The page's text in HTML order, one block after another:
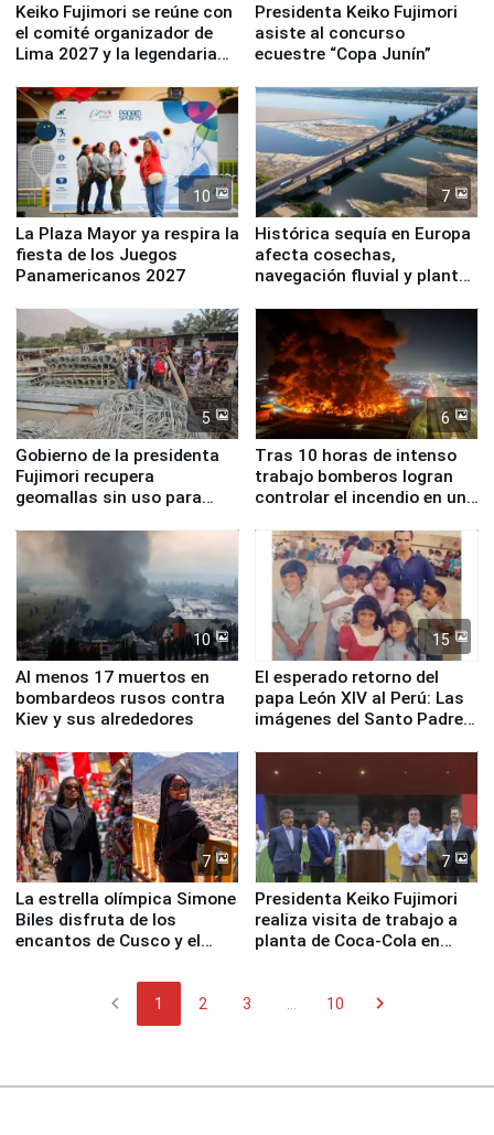
Keiko Fujimori se reúne con
el comité organizador de
Lima 2027 y la legendaria
Presidenta Keiko Fujimori
asiste al concurso
ecuestre “Copa Junín”
10
La Plaza Mayor ya respira la
fiesta de los Juegos
Panamericanos 2027
7
Histórica sequía en Europa
afecta cosechas,
navegación fluvial y plantas
5
Gobierno de la presidenta
Fujimori recupera
geomallas sin uso para
Fenómeno El Niño
6
Tras 10 horas de intenso
trabajo bomberos logran
controlar el incendio en una
de Chile
10
Al menos 17 muertos en
bombardeos rusos contra
Kiev y sus alrededores
15
El esperado retorno del
papa León XIV al Perú: Las
imágenes del Santo Padre
7
La estrella olímpica Simone
Biles disfruta de los
encantos de Cusco y el
7
Presidenta Keiko Fujimori
realiza visita de trabajo a
planta de Coca-Cola en
chevron_left 1 2 3 10 chevron_right